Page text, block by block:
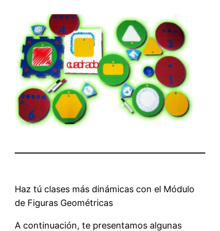
Haz tú clases más dinámicas con el Módulo
de Figuras Geométricas
A continuación, te presentamos algunas